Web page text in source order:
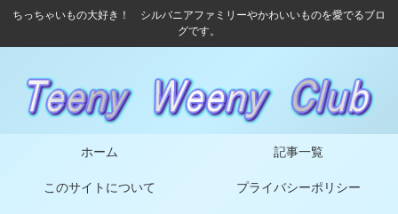
ちっちゃいもの大好き！ シルバニアファミリーやかわいいものを愛でるブロ
グです。
ホーム 記事一覧
このサイトについて プライバシーポリシー